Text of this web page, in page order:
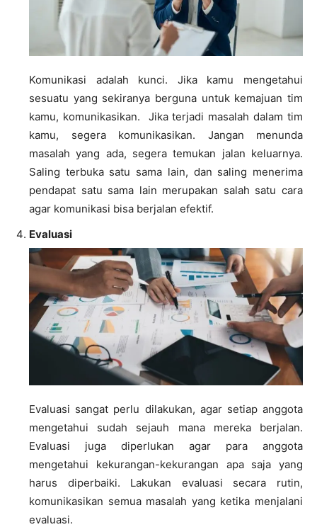
Komunikasi adalah kunci. Jika kamu mengetahui
sesuatu yang sekiranya berguna untuk kemajuan tim
kamu, komunikasikan. Jika terjadi masalah dalam tim
kamu, segera komunikasikan. Jangan menunda
masalah yang ada, segera temukan jalan keluarnya.
Saling terbuka satu sama lain, dan saling menerima
pendapat satu sama lain merupakan salah satu cara
agar komunikasi bisa berjalan efektif.
Evaluasi
Evaluasi sangat perlu dilakukan, agar setiap anggota
mengetahui sudah sejauh mana mereka berjalan.
Evaluasi juga diperlukan agar para anggota
mengetahui kekurangan-kekurangan apa saja yang
harus diperbaiki. Lakukan evaluasi secara rutin,
komunikasikan semua masalah yang ketika menjalani
evaluasi.